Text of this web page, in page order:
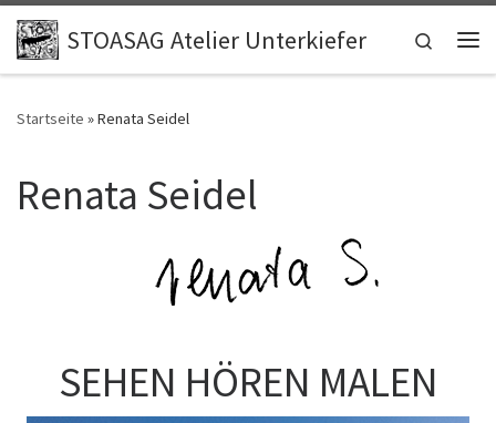
Zum Inhalt springen
STOASAG Atelier Unterkiefer
Search
Startseite »Renata Seidel
Renata Seidel
SEHEN HÖREN MALEN